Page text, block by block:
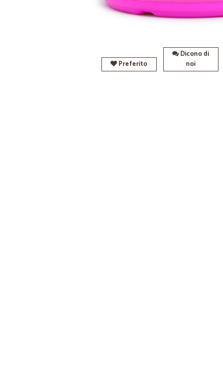
Preferito
Dicono di
noi